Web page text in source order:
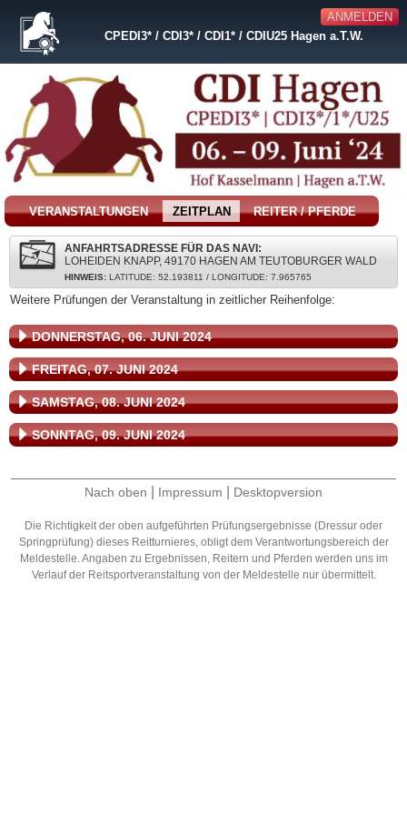
ANMELDEN
CPEDI3* / CDI3* / CDI1* / CDIU25 Hagen a.T.W.
VERANSTALTUNGEN ZEITPLAN REITER / PFERDE
ANFAHRTSADRESSE FÜR DAS NAVI:
LOHEIDEN KNAPP, 49170 HAGEN AM TEUTOBURGER WALD
HINWEIS: LATITUDE: 52.193811 / LONGITUDE: 7.965765
Weitere Prüfungen der Veranstaltung in zeitlicher Reihenfolge:
DONNERSTAG, 06. JUNI 2024
FREITAG, 07. JUNI 2024
SAMSTAG, 08. JUNI 2024
SONNTAG, 09. JUNI 2024
Nach oben Impressum Desktopversion
Die Richtigkeit der oben aufgeführten Prüfungsergebnisse (Dressur oder
Springprüfung) dieses Reitturnieres, obligt dem Verantwortungsbereich der
Meldestelle. Angaben zu Ergebnissen, Reitern und Pferden werden uns im
Verlauf der Reitsportveranstaltung von der Meldestelle nur übermittelt.